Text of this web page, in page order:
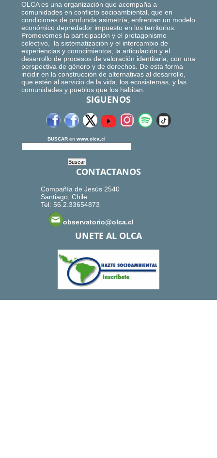
OLCA es una organización que acompaña a
comunidades en conflicto socioambiental, que en
condiciones de profunda asimetría, enfrentan un modelo
económico depredador impuesto en los territorios.
Promovemos la participación y el protagonismo
colectivo, la sistematización y el intercambio de
experiencias y conocimientos, la articulación y el
desarrollo de procesos de valoración identitaria, con una
perspectiva de género y de derechos. De esta forma
incidir en la construcción de alternativas al desarrollo,
que estén al servicio de la vida, los ecosistemas, y las
comunidades y pueblos que los habitan.
SIGUENOS
BUSCAR en www.olca.cl
CONTACTANOS
Compañía de Jesús 2540
Santiago, Chile.
Tel: 56.2.33654873
observatorio@olca.cl
UNETE AL OLCA